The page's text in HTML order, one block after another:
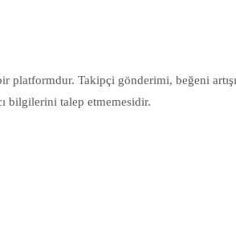
platformdur. Takipçi gönderimi, beğeni
bilgilerini talep etmemesidir.